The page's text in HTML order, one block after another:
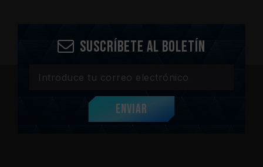
Suscríbete al boletín
Enviar